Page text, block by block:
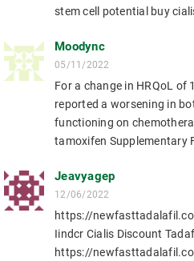
stem cell potential buy
Moodync
05/11/2022
For a change in HRQoL
reported a worsening in
functioning on
tamoxifen Supplementary
Jeavyagep
12/06/2022
https://
Iindcr Cialis Discount
https://